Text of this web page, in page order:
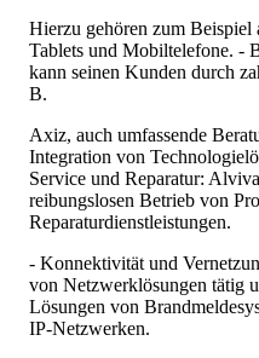
Hierzu gehören zum Beispiel
Tablets und Mobiltelefone. -
kann seinen Kunden durch
B.
Axiz, auch umfassende
Integration von
Service und Reparatur:
reibungslosen Betrieb von
Reparaturdienstleistungen.
- Konnektivität und
von Netzwerklösungen tätig
Lösungen von
IP-Netzwerken.